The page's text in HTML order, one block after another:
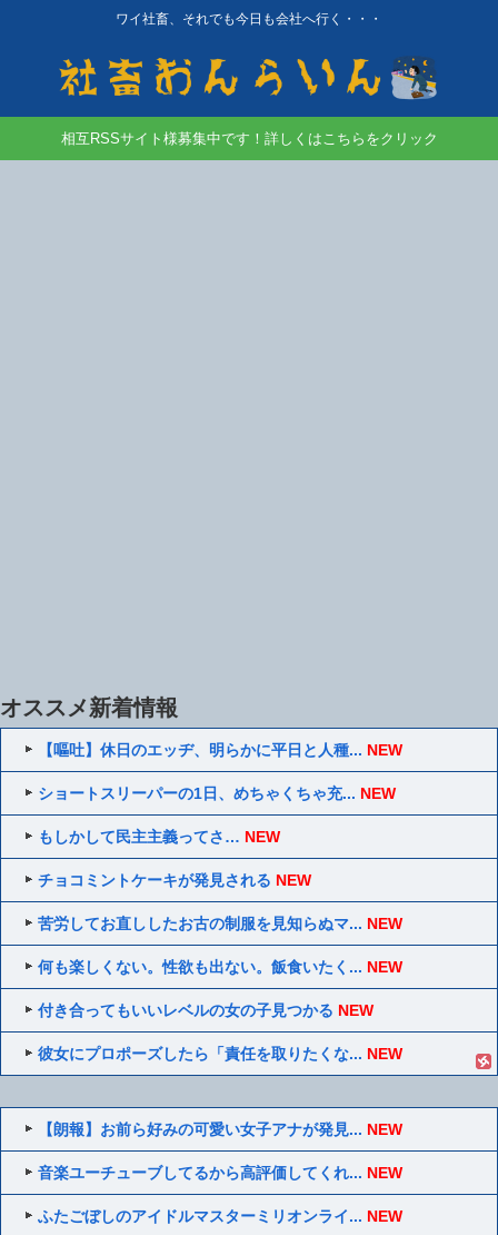
ワイ社畜、それでも今日も会社へ行く・・・
相互RSSサイト様募集中です！詳しくはこちらをクリック
オススメ新着情報
【嘔吐】休日のエッヂ、明らかに平日と人種... NEW
ショートスリーパーの1日、めちゃくちゃ充... NEW
もしかして民主主義ってさ… NEW
チョコミントケーキが発見される NEW
苦労してお直ししたお古の制服を見知らぬマ... NEW
何も楽しくない。性欲も出ない。飯食いたく... NEW
付き合ってもいいレベルの女の子見つかる NEW
彼女にプロポーズしたら「責任を取りたくな... NEW
【朗報】お前ら好みの可愛い女子アナが発見... NEW
音楽ユーチューブしてるから高評価してくれ... NEW
ふたごぼしのアイドルマスターミリオンライ... NEW